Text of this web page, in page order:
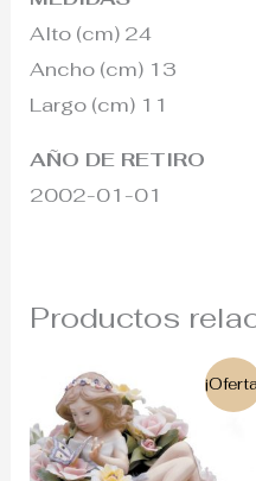
Alto (cm) 24
Ancho (cm) 13
Largo (cm) 11
AÑO DE RETIRO
2002-01-01
Productos
El
precio
original
era:
1.565€.
precio
actual
es:
1.325€.